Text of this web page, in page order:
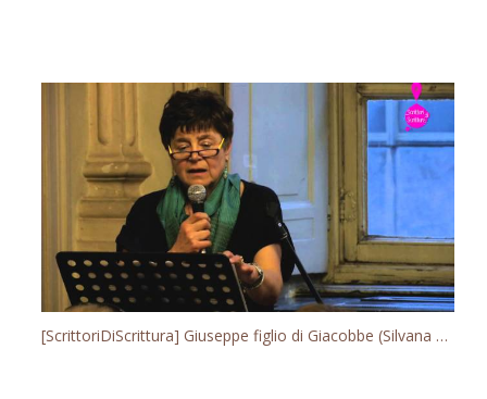
[ScrittoriDiScrittura] Giuseppe figlio di Giacobbe (Silvana De Mari)